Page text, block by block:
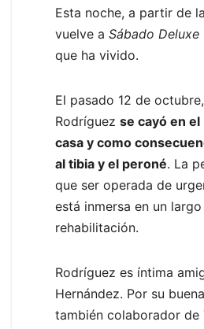
Esta noche, a partir de
vuelve a Sábado Deluxe
que ha vivido.
El pasado 12 de
Rodríguez se cayó en el
casa y como
al tibia y el peroné. La
que ser operada de
está inmersa en un
rehabilitación.
Rodríguez es íntima
Hernández. Por su
también colaborador de